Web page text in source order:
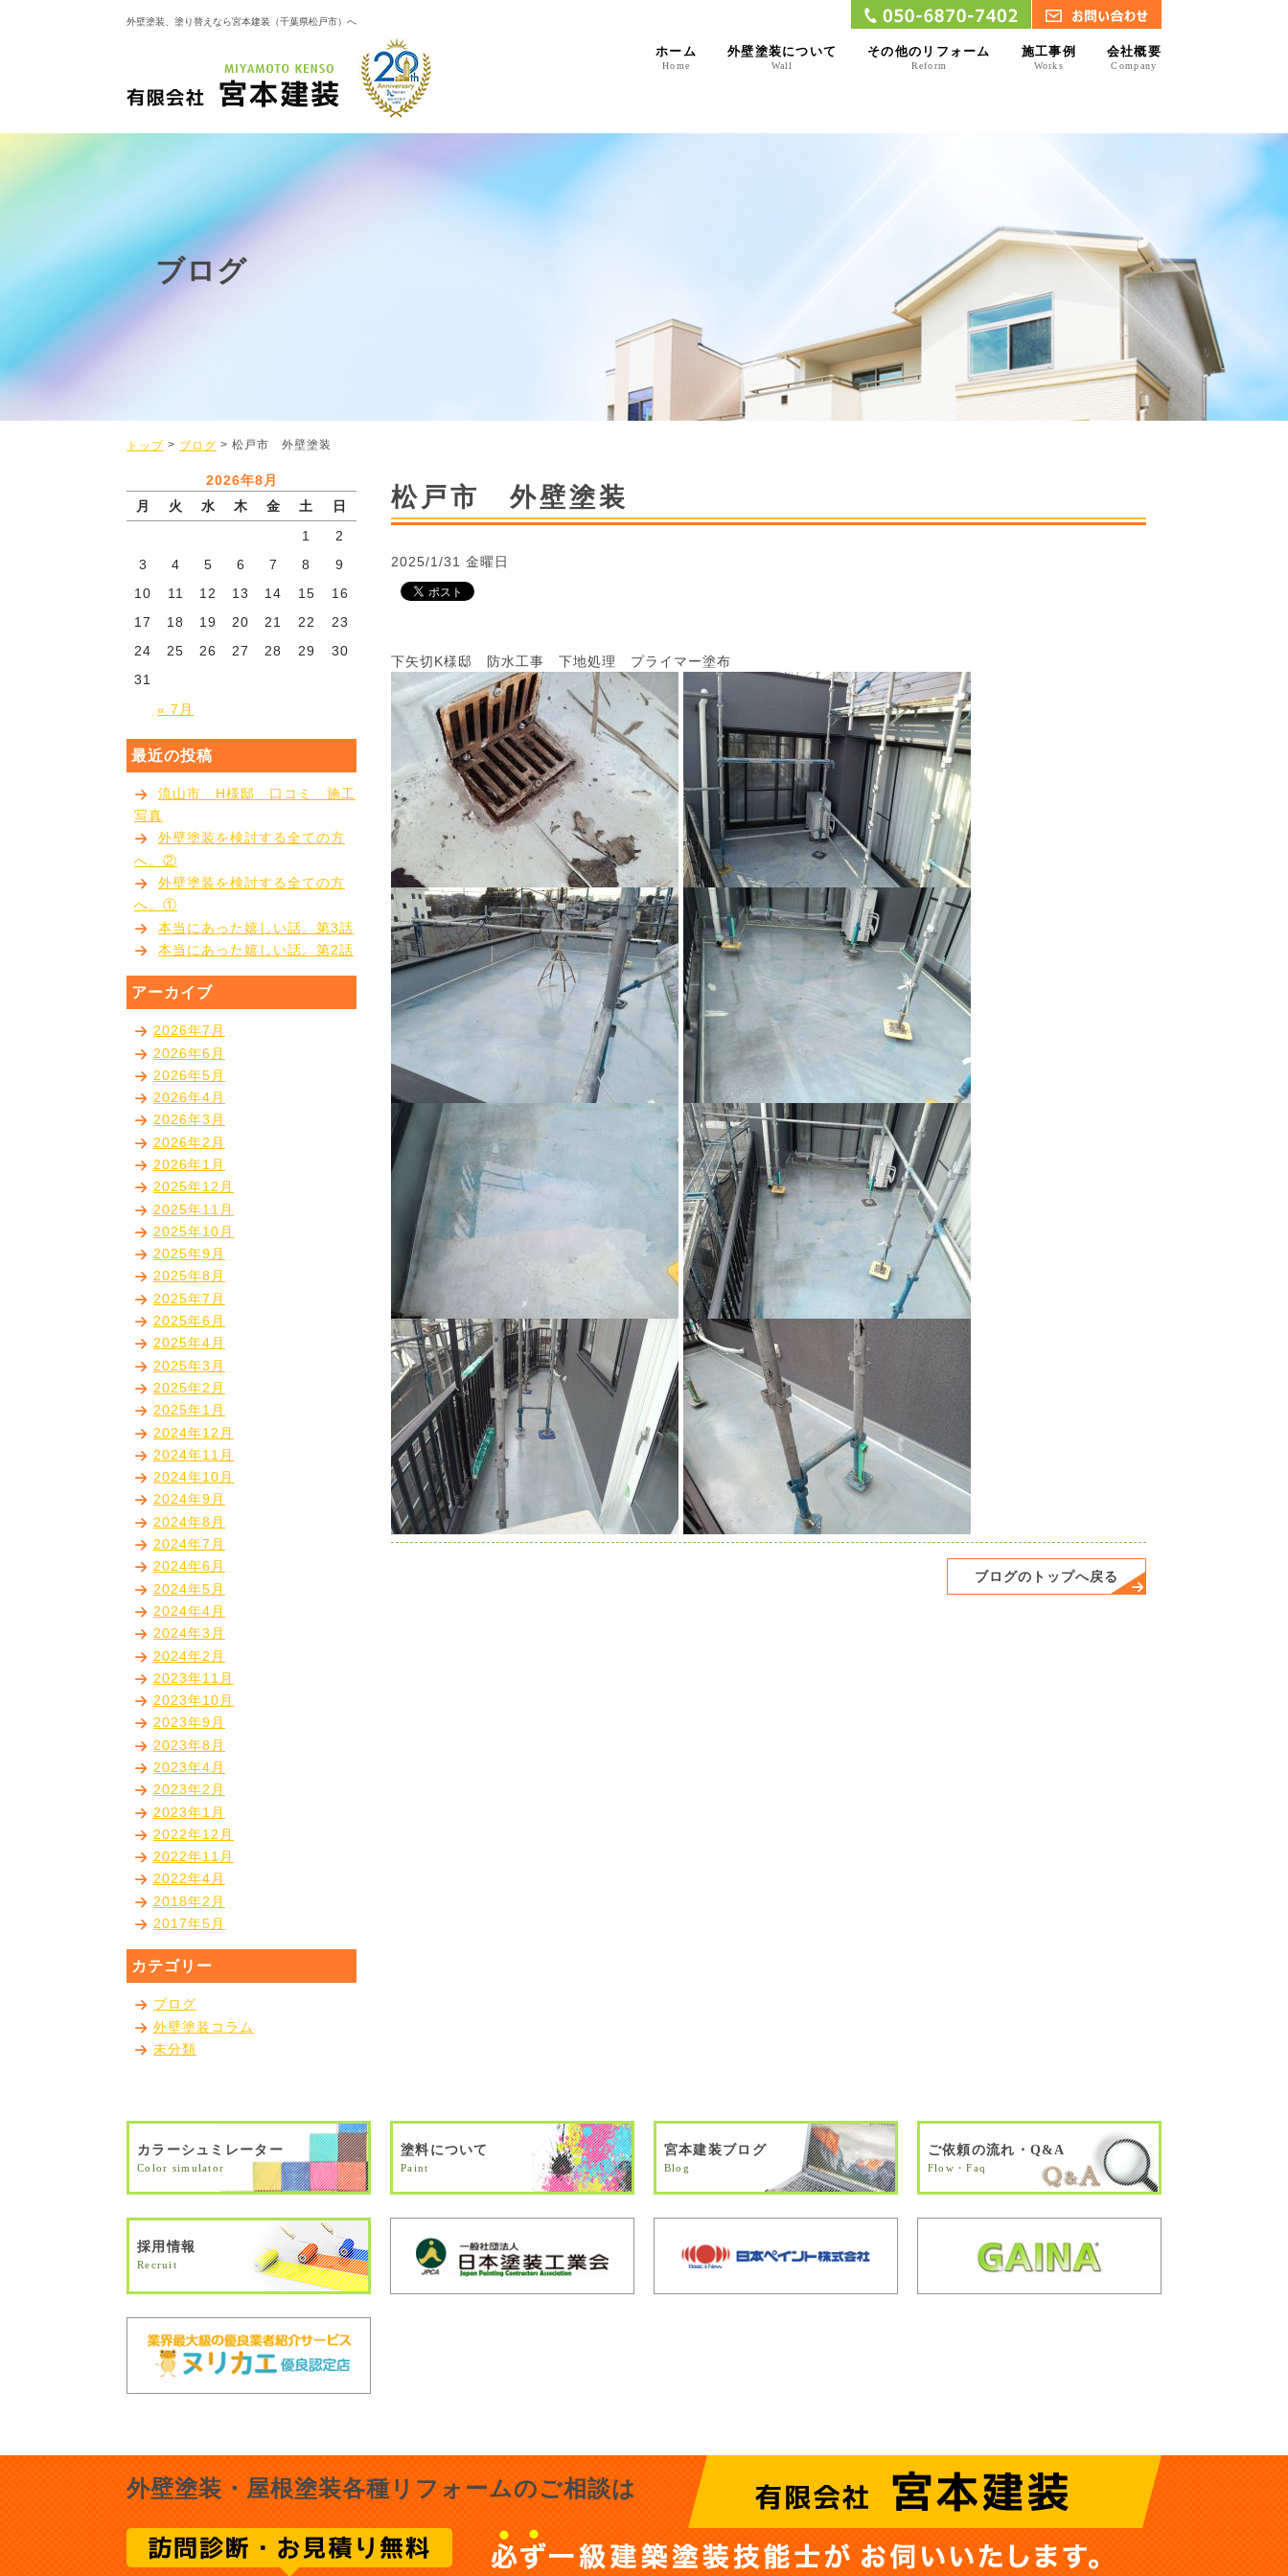
外壁塗装、塗り替えなら宮本建装（千葉県松戸市）へ
ホーム
Home
外壁塗装について
Wall
その他のリフォーム
Reform
施工事例
Works
会社概要
Company
ブログ
トップ > ブログ > 松戸市 外壁塗装
松戸市 外壁塗装
2025/1/31 金曜日
下矢切K様邸 防水工事 下地処理 プライマー塗布
ブログのトップへ戻る
2026年8月
月
火 水 木 金 土 日
« 7月
1
2
3
4 5 6 7 8
9
10
11 12 13 14 15
16
17
18 19 20 21 22
23
24
25 26 27 28 29
30
31
最近の投稿
流山市 H様邸 口コミ 施工
写真
外壁塗装を検討する全ての方
へ。②
外壁塗装を検討する全ての方
へ。①
本当にあった嬉しい話。第3話
本当にあった嬉しい話。第2話
アーカイブ
2026年7月
2026年6月
2026年5月
2026年4月
2026年3月
2026年2月
2026年1月
2025年12月
2025年11月
2025年10月
2025年9月
2025年8月
2025年7月
2025年6月
2025年4月
2025年3月
2025年2月
2025年1月
2024年12月
2024年11月
2024年10月
2024年9月
2024年8月
2024年7月
2024年6月
2024年5月
2024年4月
2024年3月
2024年2月
2023年11月
2023年10月
2023年9月
2023年8月
2023年4月
2023年2月
2023年1月
2022年12月
2022年11月
2022年4月
2018年2月
2017年5月
カテゴリー
ブログ
外壁塗装コラム
未分類
カラーシュミレーター
Color simulator
塗料について
Paint
宮本建装ブログ
Blog
ご依頼の流れ・Q&A
Flow・Faq
採用情報
Recruit
外壁塗装・屋根塗装各種リフォームのご相談は